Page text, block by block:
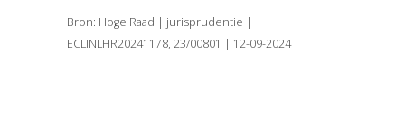
Bron: Hoge Raad | jurisprudentie |
ECLINLHR20241178, 23/00801 | 12-09-2024